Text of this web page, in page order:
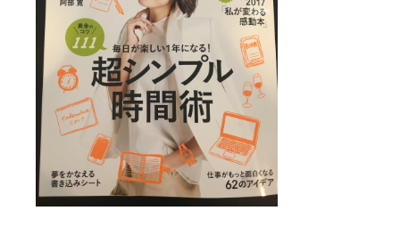
コーポレート・ガバナンス
よくある質問
ディスクロージャーポリシー
免責事項